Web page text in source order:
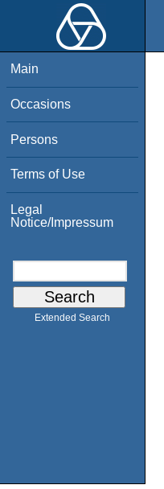
Main
Occasions
Persons
Terms of Use
Legal
Notice/Impressum
Extended Search